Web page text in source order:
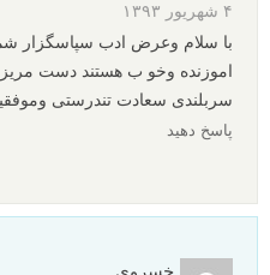
۴ شهریور ۱۳۹۳
با سلام وعرض ادب سپاسگزار
اموزنده وخو ب هستند دست
سربلندی سعادت تندرستی
پاسخ دهید
خسروی